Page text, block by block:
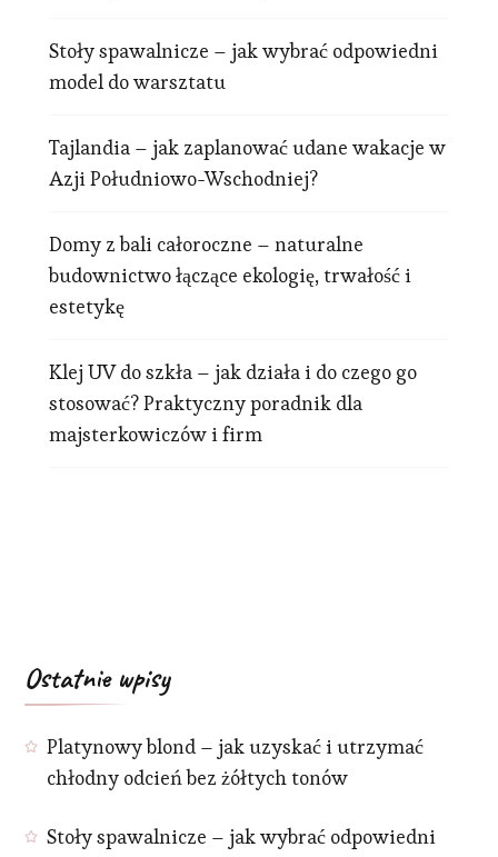
Stoły spawalnicze – jak wybrać odpowiedni
model do warsztatu
Tajlandia – jak zaplanować udane wakacje w
Azji Południowo-Wschodniej?
Domy z bali całoroczne – naturalne
budownictwo łączące ekologię, trwałość i
estetykę
Klej UV do szkła – jak działa i do czego go
stosować? Praktyczny poradnik dla
majsterkowiczów i firm
Ostatnie wpisy
Platynowy blond – jak uzyskać i utrzymać
chłodny odcień bez żółtych tonów
Stoły spawalnicze – jak wybrać odpowiedni